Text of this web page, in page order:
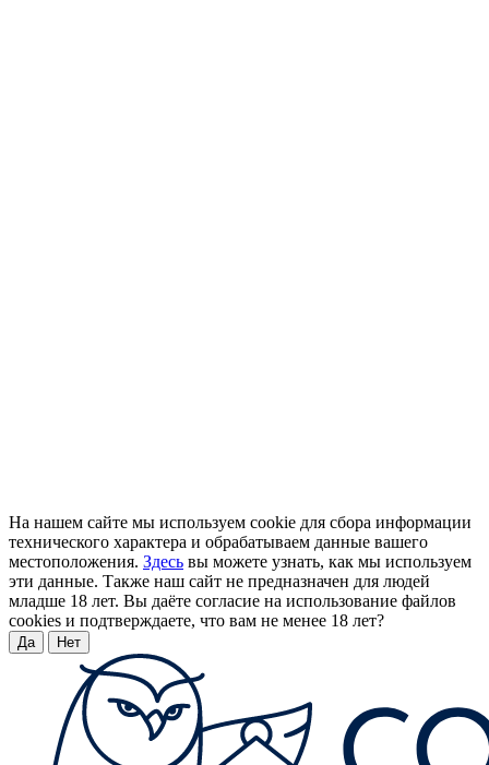
На нашем сайте мы используем cookie для сбора информации
технического характера и обрабатываем данные вашего
местоположения. Здесь вы можете узнать, как мы используем
эти данные. Также наш сайт не предназначен для людей
младше 18 лет. Вы даёте согласие на использование файлов
cookies и подтверждаете, что вам не менее 18 лет?
Да Нет